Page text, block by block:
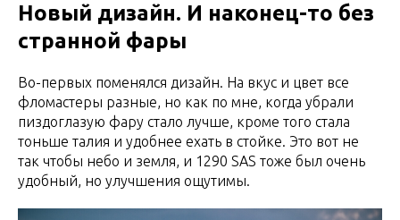
Новый дизайн. И наконец-то без
странной фары
Во-первых поменялся дизайн. На вкус и цвет все
фломастеры разные, но как по мне, когда убрали
пиздоглазую фару стало лучше, кроме того стала
тоньше талия и удобнее ехать в стойке. Это вот не
так чтобы небо и земля, и 1290 SAS тоже был очень
удобный, но улучшения ощутимы.